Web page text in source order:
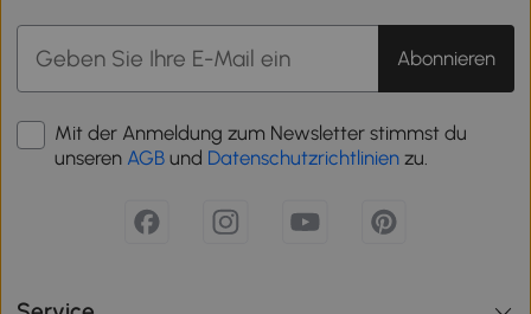
Abonnieren
Mit der Anmeldung zum Newsletter stimmst du
unseren AGB und Datenschutzrichtlinien zu.